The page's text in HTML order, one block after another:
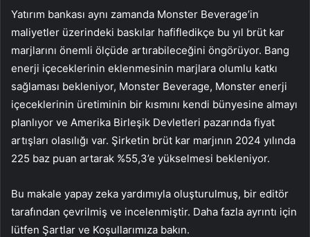
Yatırım bankası aynı zamanda Monster Beverage’in
maliyetler üzerindeki baskılar hafifledikçe bu yıl brüt kar
marjlarını önemli ölçüde artırabileceğini öngörüyor. Bang
enerji içeceklerinin eklenmesinin marjlara olumlu katkı
sağlaması bekleniyor, Monster Beverage, Monster enerji
içeceklerinin üretiminin bir kısmını kendi bünyesine almayı
planlıyor ve Amerika Birleşik Devletleri pazarında fiyat
artışları olasılığı var. Şirketin brüt kar marjının 2024 yılında
225 baz puan artarak %55,3’e yükselmesi bekleniyor.
Bu makale yapay zeka yardımıyla oluşturulmuş, bir editör
tarafından çevrilmiş ve incelenmiştir. Daha fazla ayrıntı için
lütfen Şartlar ve Koşullarımıza bakın.